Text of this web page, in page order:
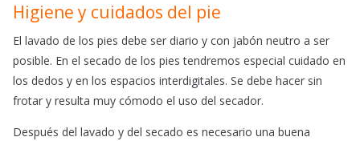
Higiene y cuidados del pie
El lavado de los pies debe ser diario y con jabón neutro a ser
posible. En el secado de los pies tendremos especial cuidado en
los dedos y en los espacios interdigitales. Se debe hacer sin
frotar y resulta muy cómodo el uso del secador.
Después del lavado y del secado es necesario una buena